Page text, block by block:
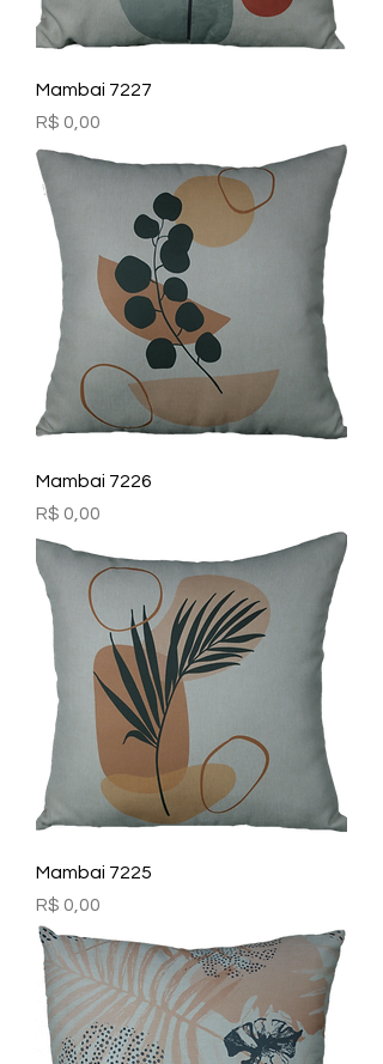
Mambai 7227
Preço
R$ 0,00
Mambai 7226
Preço
R$ 0,00
Mambai 7225
Preço
R$ 0,00